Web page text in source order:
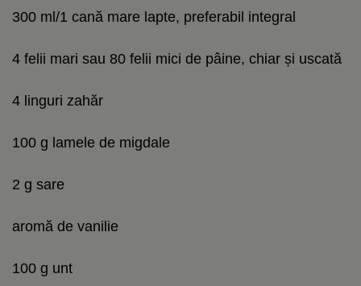
300 ml/1 cană mare lapte, preferabil integral
4 felii mari sau 80 felii mici de pâine, chiar și uscată
4 linguri zahăr
100 g lamele de migdale
2 g sare
aromă de vanilie
100 g unt